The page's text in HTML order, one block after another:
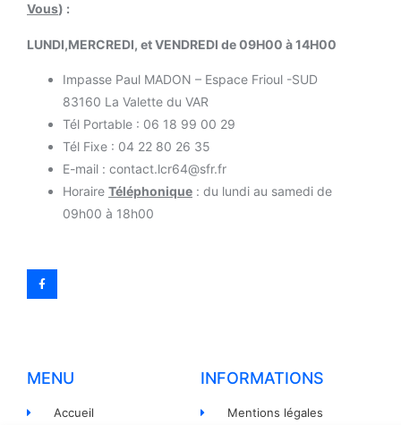
Vous) :
LUNDI,MERCREDI, et VENDREDI de 09H00 à 14H00
Impasse Paul MADON – Espace Frioul -SUD
83160 La Valette du VAR
Tél Portable : 06 18 99 00 29
Tél Fixe : 04 22 80 26 35
E-mail : contact.lcr64@sfr.fr
Horaire Téléphonique : du lundi au samedi de
09h00 à 18h00
MENU
Accueil
INFORMATIONS
Mentions légales